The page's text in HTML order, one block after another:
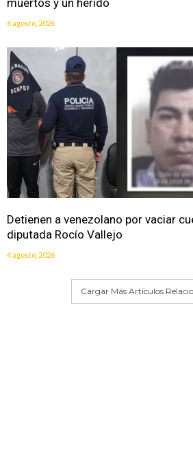
muertos y un herido
6 agosto, 2026
Detienen a venezolano por vaciar
diputada Rocío Vallejo
4 agosto, 2026
Cargar Más Artículos